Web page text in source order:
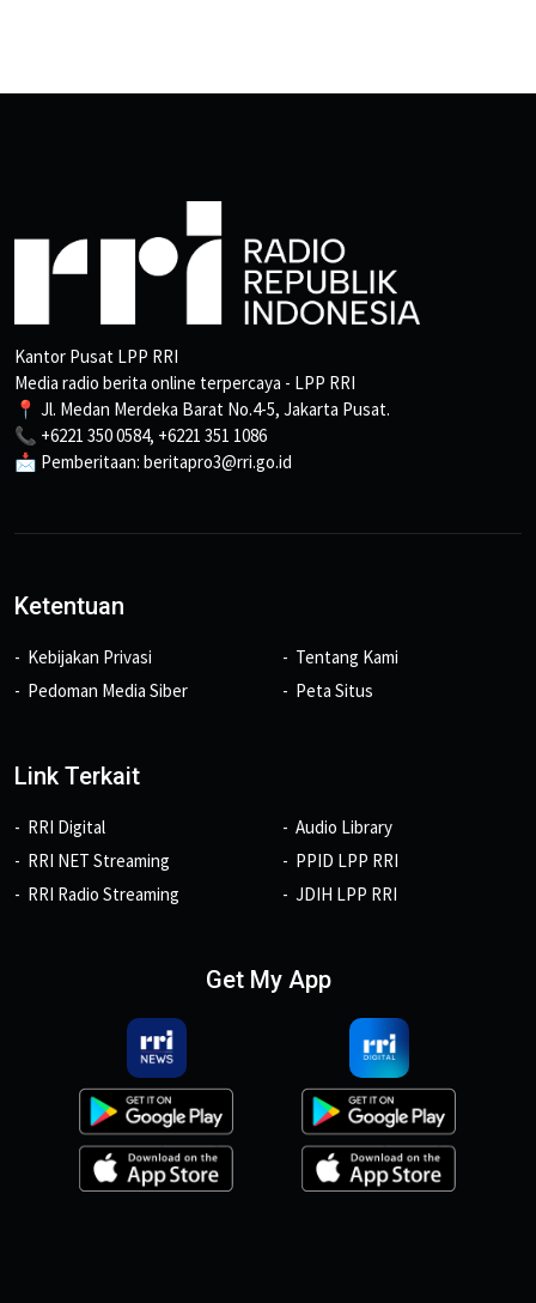
Kantor Pusat LPP RRI
Media radio berita online terpercaya - LPP RRI
📍 Jl. Medan Merdeka Barat No.4-5, Jakarta Pusat.
📞 +6221 350 0584, +6221 351 1086
📩 Pemberitaan: beritapro3@rri.go.id
Ketentuan
Kebijakan Privasi
Pedoman Media Siber
Tentang Kami
Peta Situs
Link Terkait
RRI Digital
RRI NET Streaming
RRI Radio Streaming
Audio Library
PPID LPP RRI
JDIH LPP RRI
Get My App